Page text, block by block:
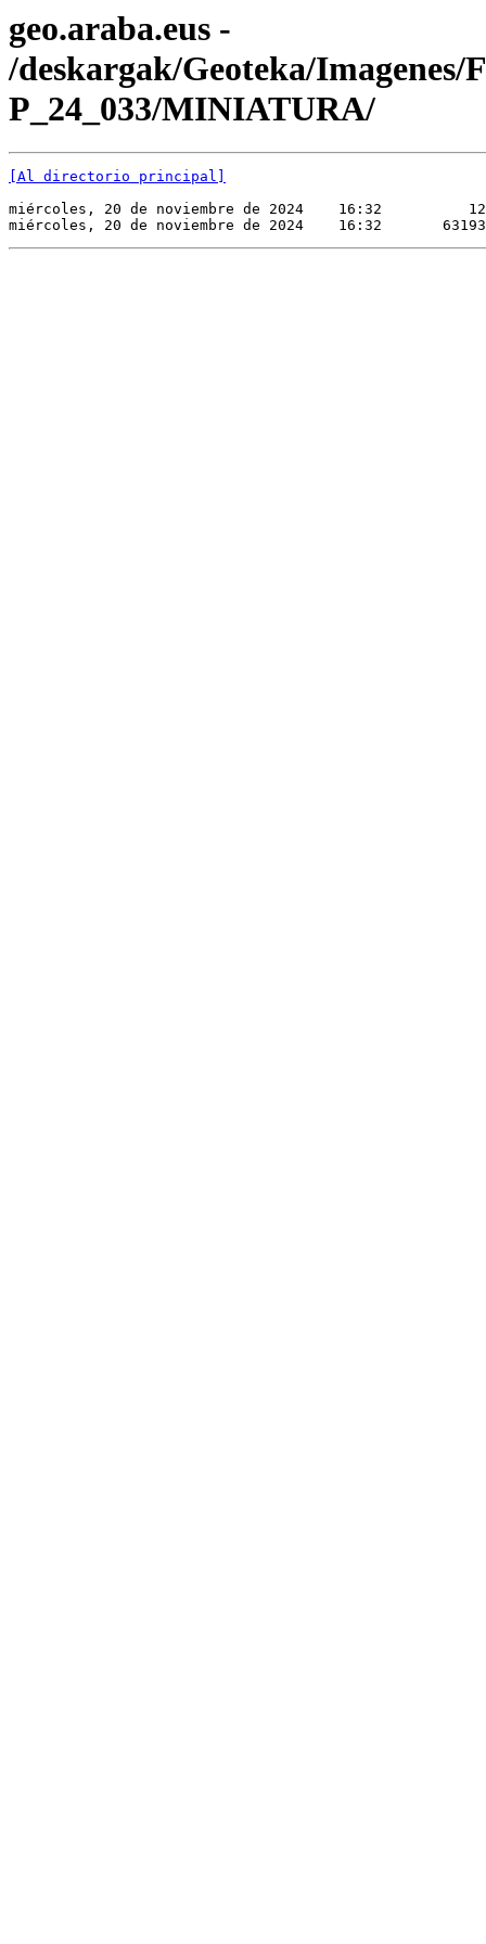
geo.araba.eus -
/deskargak/Geoteka/Imagenes/
P_24_033/MINIATURA/
[Al directorio principal]
miércoles, 20 de noviembre de 2024    16:32
miércoles, 20 de noviembre de 2024    16:32